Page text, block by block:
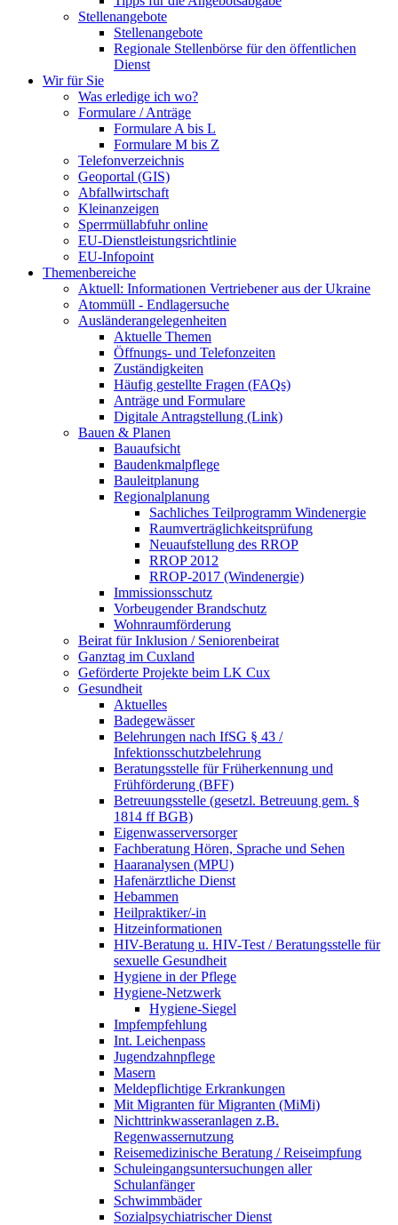
Stellenangebote
Stellenangebote
Regionale Stellenbörse für den öffentlichen
Dienst
Wir für Sie
Was erledige ich wo?
Formulare / Anträge
Formulare A bis L
Formulare M bis Z
Telefonverzeichnis
Geoportal (GIS)
Abfallwirtschaft
Kleinanzeigen
Sperrmüllabfuhr online
EU-Dienstleistungsrichtlinie
EU-Infopoint
Themenbereiche
Aktuell: Informationen Vertriebener aus der Ukraine
Atommüll - Endlagersuche
Ausländerangelegenheiten
Aktuelle Themen
Öffnungs- und Telefonzeiten
Zuständigkeiten
Häufig gestellte Fragen (FAQs)
Anträge und Formulare
Digitale Antragstellung (Link)
Bauen & Planen
Bauaufsicht
Baudenkmalpflege
Bauleitplanung
Regionalplanung
Sachliches Teilprogramm Windenergie
Raumverträglichkeitsprüfung
Neuaufstellung des RROP
RROP 2012
RROP-2017 (Windenergie)
Immissionsschutz
Vorbeugender Brandschutz
Wohnraumförderung
Beirat für Inklusion / Seniorenbeirat
Ganztag im Cuxland
Geförderte Projekte beim LK Cux
Gesundheit
Aktuelles
Badegewässer
Belehrungen nach IfSG § 43 /
Infektionsschutzbelehrung
Beratungsstelle für Früherkennung und
Frühförderung (BFF)
Betreuungsstelle (gesetzl. Betreuung gem. §
1814 ff BGB)
Eigenwasserversorger
Fachberatung Hören, Sprache und Sehen
Haaranalysen (MPU)
Hafenärztliche Dienst
Hebammen
Heilpraktiker/-in
Hitzeinformationen
HIV-Beratung u. HIV-Test / Beratungsstelle für
sexuelle Gesundheit
Hygiene in der Pflege
Hygiene-Netzwerk
Hygiene-Siegel
Impfempfehlung
Int. Leichenpass
Jugendzahnpflege
Masern
Meldepflichtige Erkrankungen
Mit Migranten für Migranten (MiMi)
Nichttrinkwasseranlagen z.B.
Regenwassernutzung
Reisemedizinische Beratung / Reiseimpfung
Schuleingangsuntersuchungen aller
Schulanfänger
Schwimmbäder
Sozialpsychiatrischer Dienst